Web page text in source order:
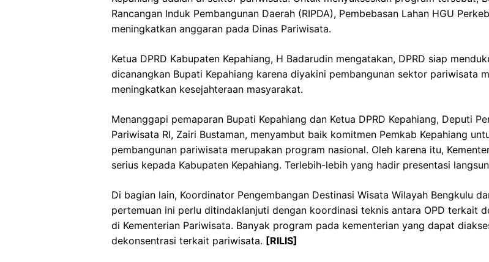
Rancangan Induk Pembangunan Daerah (RIPDA), Pembebasan Lahan HGU
meningkatkan anggaran pada Dinas Pariwisata.
Ketua DPRD Kabupaten Kepahiang, H Badarudin mengatakan, DPRD siap
dicanangkan Bupati Kepahiang karena diyakini pembangunan sektor pariwisata
meningkatkan kesejahteraan masyarakat.
Menanggapi pemaparan Bupati Kepahiang dan Ketua DPRD Kepahiang, Deputi
Pariwisata RI, Zairi Bustaman, menyambut baik komitmen Pemkab Kepahiang
pembangunan pariwisata merupakan program nasional. Oleh karena itu,
serius kepada Kabupaten Kepahiang. Terlebih-lebih yang hadir presentasi
Di bagian lain, Koordinator Pengembangan Destinasi Wisata Wilayah Bengkulu
pertemuan ini perlu ditindaklanjuti dengan koordinasi teknis antara OPD terkait
di Kementerian Pariwisata. Banyak program pada kementerian yang dapat
dekonsentrasi terkait pariwisata. [RILIS]